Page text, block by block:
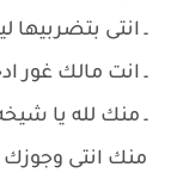
ـ انتى بتضربيها
ـ انت مالك غور
ـ منك لله يا
منك انتى وجوزك